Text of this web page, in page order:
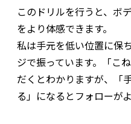
このドリルを行うと、ボ
をより体感できます。
私は手元を低い位置に保
ジで振っています。「こ
だくとわかりますが、「
る」になるとフォローが